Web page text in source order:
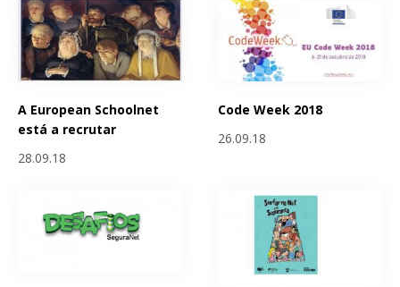
A European Schoolnet
está a recrutar
28.09.18
Code Week 2018
26.09.18